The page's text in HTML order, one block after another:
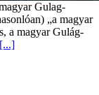
Gulag-
„a magyar
a magyar Gulág-
[...]